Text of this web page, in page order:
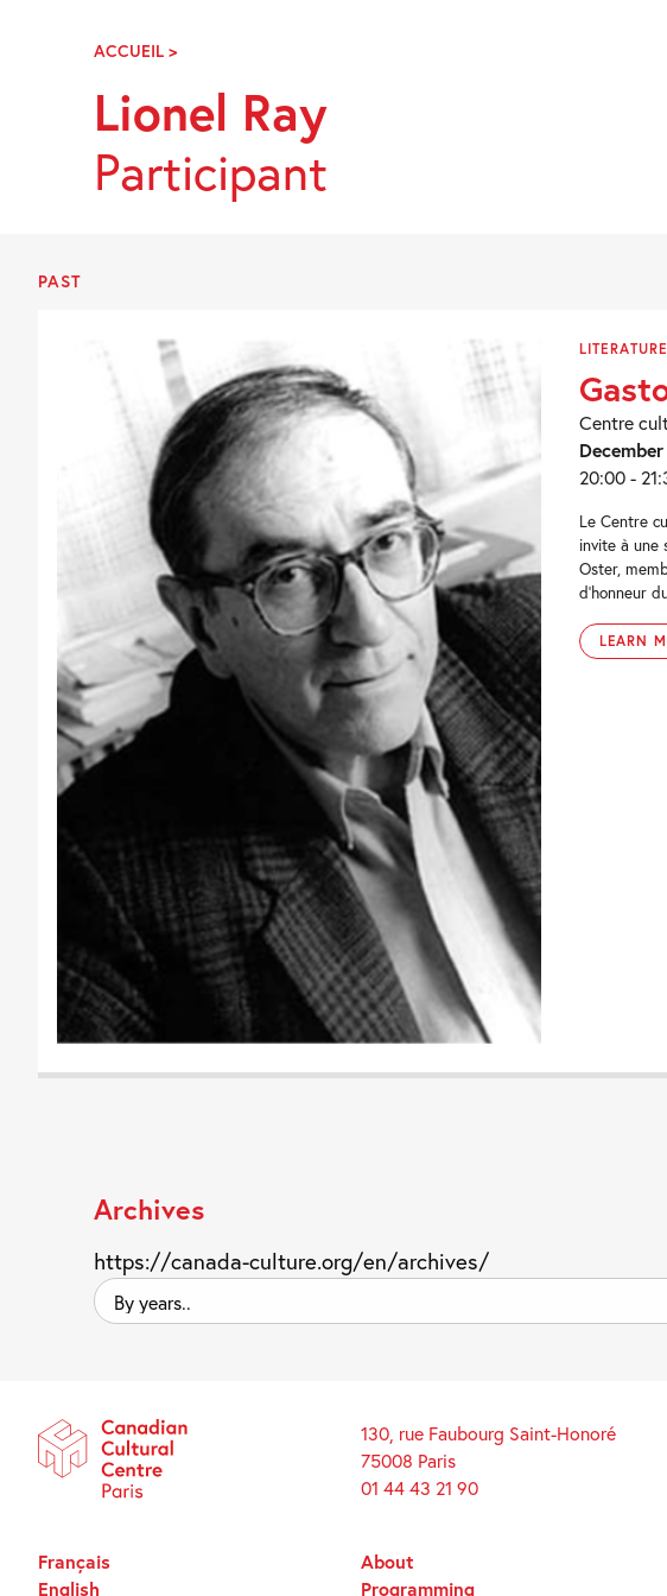
NavigationACCUEIL >LIONEL
Lionel Ray
Participant
PAST
LITERATURE
Centre
20:00 -
Le Centre
invite à une
Oster,
d’honneur
LEARN
Archives
https://canada-culture.org/en/archives/
By
years..
130, rue Faubourg Saint-Honoré
75008 Paris
01 44 43 21 90
About
Programming
Français
English